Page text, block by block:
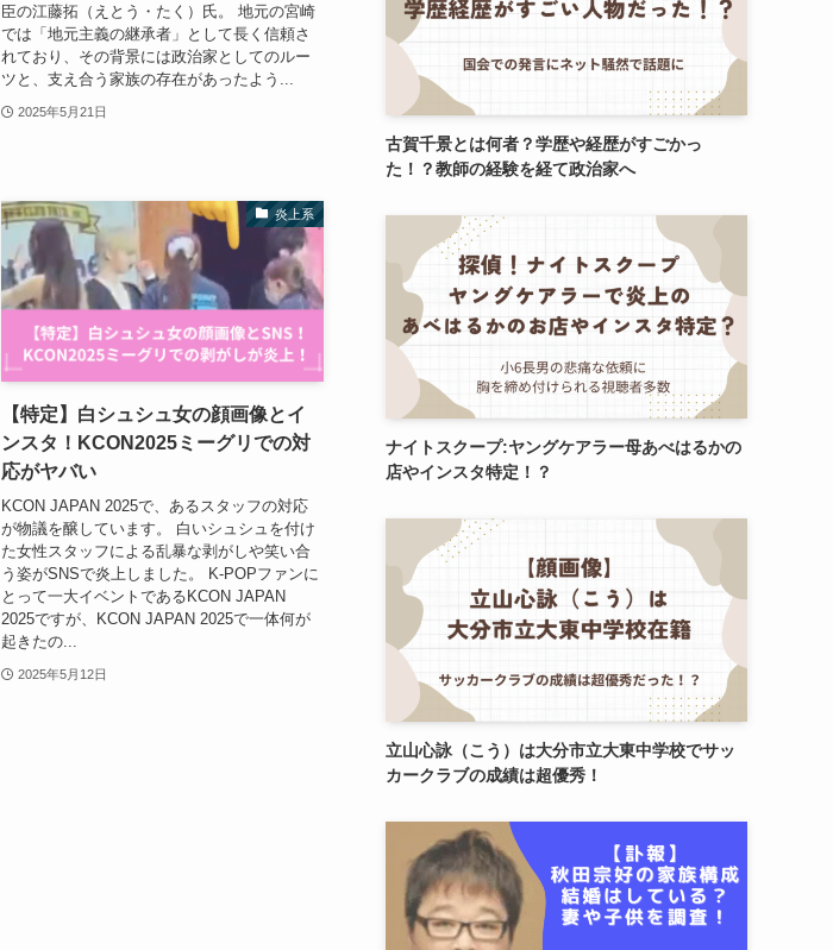
臣の江藤拓（えとう・たく）氏。 地元の宮崎
では「地元主義の継承者」として長く信頼さ
れており、その背景には政治家としてのルー
ツと、支え合う家族の存在があったよう...
2025年5月21日
炎上系
【特定】白シュシュ女の顔画像とイ
ンスタ！KCON2025ミーグリでの対
応がヤバい
KCON JAPAN 2025で、あるスタッフの対応
が物議を醸しています。 白いシュシュを付け
た女性スタッフによる乱暴な剥がしや笑い合
う姿がSNSで炎上しました。 K-POPファンに
とって一大イベントであるKCON JAPAN
2025ですが、KCON JAPAN 2025で一体何が
起きたの...
2025年5月12日
古賀千景とは何者？学歴や経歴がすごかっ
た！？教師の経験を経て政治家へ
ナイトスクープ:ヤングケアラー母あべはるかの
店やインスタ特定！？
立山心詠（こう）は大分市立大東中学校でサッ
カークラブの成績は超優秀！